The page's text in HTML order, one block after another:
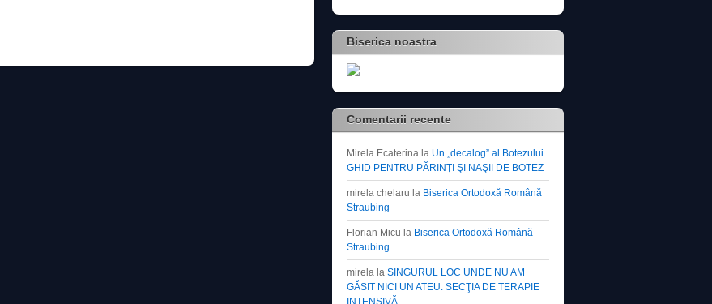
Biserica noastra
Comentarii recente
Mirela Ecaterina la Un „decalog” al Botezului.
GHID PENTRU PĂRINŢI ŞI NAŞII DE BOTEZ
mirela chelaru la Biserica Ortodoxă Română
Straubing
Florian Micu la Biserica Ortodoxă Română
Straubing
mirela la SINGURUL LOC UNDE NU AM
GĂSIT NICI UN ATEU: SECŢIA DE TERAPIE
INTENSIVĂ…